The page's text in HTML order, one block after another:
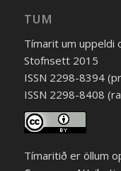
TUM
Tímarit um uppeldi
Stofnsett 2015
ISSN 2298-8394
ISSN 2298-8408
Tímaritið er öllum